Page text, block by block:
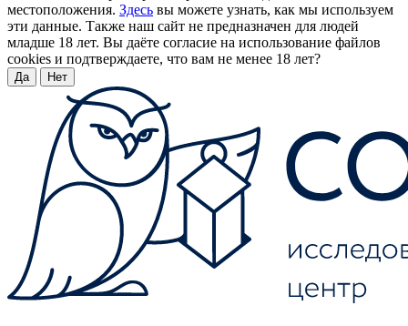
местоположения. Здесь вы можете узнать, как мы используем
эти данные. Также наш сайт не предназначен для людей
младше 18 лет. Вы даёте согласие на использование файлов
cookies и подтверждаете, что вам не менее 18 лет?
Да Нет